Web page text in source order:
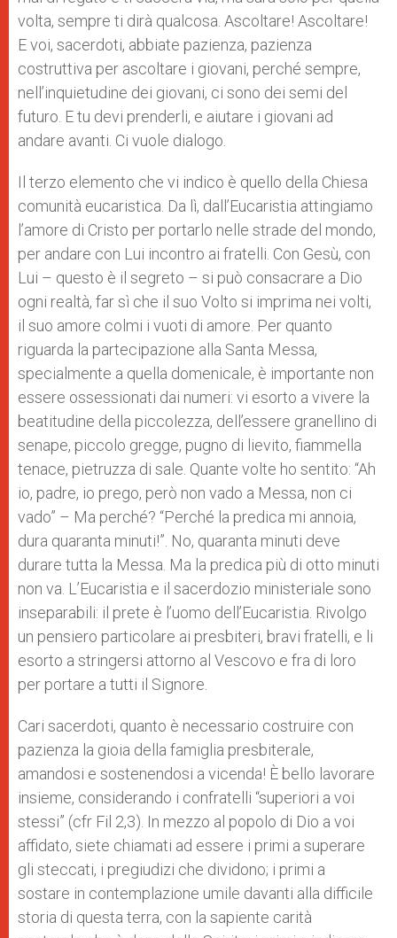
volta, sempre ti dirà qualcosa. Ascoltare! Ascoltare!
E voi, sacerdoti, abbiate pazienza, pazienza
costruttiva per ascoltare i giovani, perché sempre,
nell’inquietudine dei giovani, ci sono dei semi del
futuro. E tu devi prenderli, e aiutare i giovani ad
andare avanti. Ci vuole dialogo.
Il terzo elemento che vi indico è quello della Chiesa
comunità eucaristica. Da lì, dall’Eucaristia attingiamo
l’amore di Cristo per portarlo nelle strade del mondo,
per andare con Lui incontro ai fratelli. Con Gesù, con
Lui – questo è il segreto – si può consacrare a Dio
ogni realtà, far sì che il suo Volto si imprima nei volti,
il suo amore colmi i vuoti di amore. Per quanto
riguarda la partecipazione alla Santa Messa,
specialmente a quella domenicale, è importante non
essere ossessionati dai numeri: vi esorto a vivere la
beatitudine della piccolezza, dell’essere granellino di
senape, piccolo gregge, pugno di lievito, fiammella
tenace, pietruzza di sale. Quante volte ho sentito: “Ah
io, padre, io prego, però non vado a Messa, non ci
vado” – Ma perché? “Perché la predica mi annoia,
dura quaranta minuti!”. No, quaranta minuti deve
durare tutta la Messa. Ma la predica più di otto minuti
non va. L’Eucaristia e il sacerdozio ministeriale sono
inseparabili: il prete è l’uomo dell’Eucaristia. Rivolgo
un pensiero particolare ai presbiteri, bravi fratelli, e li
esorto a stringersi attorno al Vescovo e fra di loro
per portare a tutti il Signore.
Cari sacerdoti, quanto è necessario costruire con
pazienza la gioia della famiglia presbiterale,
amandosi e sostenendosi a vicenda! È bello lavorare
insieme, considerando i confratelli “superiori a voi
stessi” (cfr Fil 2,3). In mezzo al popolo di Dio a voi
affidato, siete chiamati ad essere i primi a superare
gli steccati, i pregiudizi che dividono; i primi a
sostare in contemplazione umile davanti alla difficile
storia di questa terra, con la sapiente carità